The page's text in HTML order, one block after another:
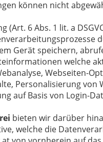
können nicht
(Art. 6 Abs. 1 lit. a
Gerät speichern,
welche
Webseiten-
Personalisierung von
auf Basis von Login-
bieten wir darüber
welche die